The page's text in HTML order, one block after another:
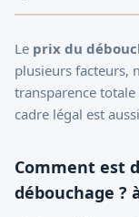
Le prix du
plusieurs facteurs,
transparence
cadre légal est
Comment est
débouchage ?